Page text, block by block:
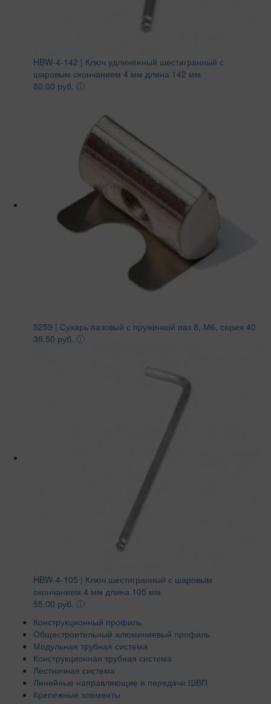
HBW-4-142 | Ключ удлиненный шестигранный с
шаровым окончанием 4 мм длина 142 мм
80.00 руб. ⓘ
5259 | Сухарь пазовый с пружинкой паз 8, М6, серия 40
38.50 руб. ⓘ
HBW-4-105 | Ключ шестигранный с шаровым
окончанием 4 мм длина 105 мм
55.00 руб. ⓘ
Конструкционный профиль
Общестроительный алюминиевый профиль
Модульная трубная система
Конструкционная трубная система
Лестничная система
Линейные направляющие и передачи ШВП
Крепежные элементы